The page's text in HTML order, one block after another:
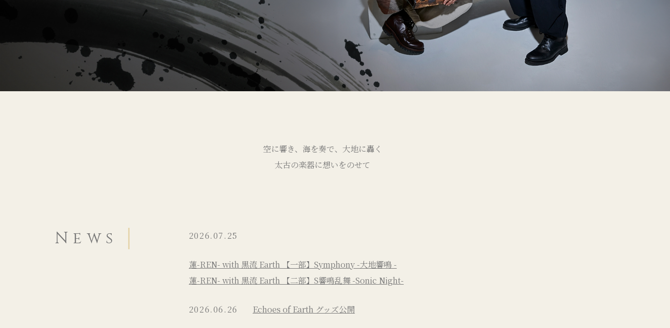
空に響き、海を奏で、大地に轟く
太古の楽器に想いをのせて
News 2026.07.25
蓮-REN- with 黒流 Earth 【一部】Symphony -大地響鳴 -
蓮-REN- with 黒流 Earth 【二部】S響鳴乱舞 -Sonic Night-
2026.06.26 Echoes of Earth グッズ公開